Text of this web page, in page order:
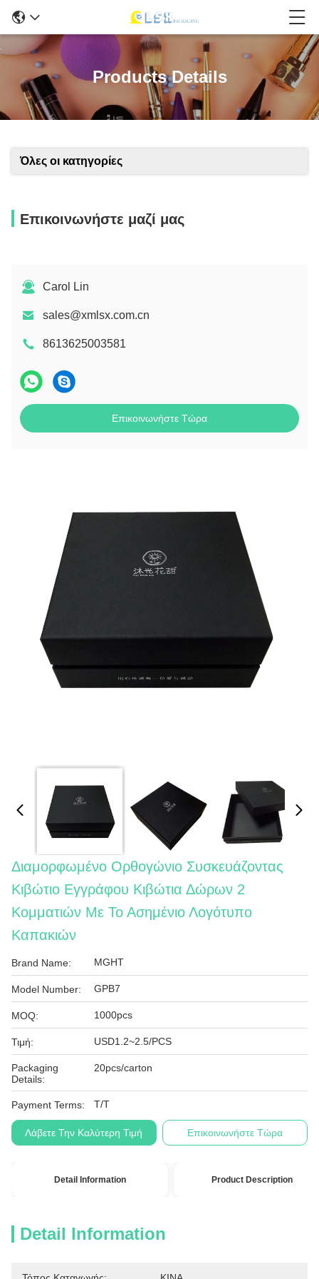
Products Details
Όλες οι κατηγορίες
Επικοινωνήστε μαζί μας
Carol Lin
sales@xmlsx.com.cn
8613625003581
Επικοινωνήστε Τώρα
Διαμορφωμένο Ορθογώνιο Συσκευάζοντας
Κιβώτιο Εγγράφου Κιβώτια Δώρων 2
Κομματιών Με Το Ασημένιο Λογότυπο
Καπακιών
Brand Name: MGHT
Model Number: GPB7
MOQ: 1000pcs
Τιμή: USD1.2~2.5/PCS
Packaging
Details:
20pcs/carton
Payment Terms: T/T
Λάβετε Την Καλύτερη Τιμή Επικοινωνήστε Τώρα
Detail Information Product Description
Detail Information